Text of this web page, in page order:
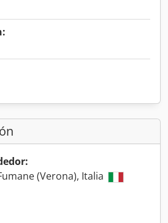
(Verona), Italia